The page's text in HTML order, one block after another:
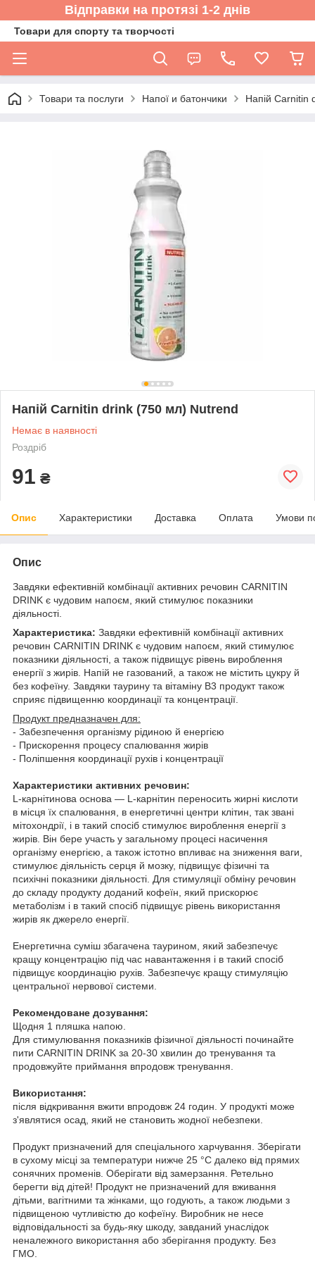
Відправки на протязі 1-2 днів
Товари для спорту та творчості
Товари та послуги Напої и батончики Напій Carnitin
Напій Carnitin drink (750 мл) Nutrend
Немає в наявності
Роздріб
91 ₴
Опис Характеристики Доставка Оплата Умови
Опис
Завдяки ефективній комбінації активних речовин CARNITIN
DRINK є чудовим напоєм, який стимулює показники
діяльності.
Характеристика: Завдяки ефективній комбінації активних
речовин CARNITIN DRINK є чудовим напоєм, який стимулює
показники діяльності, а також підвищує рівень вироблення
енергії з жирів. Напій не газований, а також не містить цукру й
без кофеїну. Завдяки таурину та вітаміну B3 продукт також
сприяє підвищенню координації та концентрації.
Продукт предназначен для:
- Забезпечення організму рідиною й енергією
- Прискорення процесу спалювання жирів
- Поліпшення координації рухів і концентрації
Характеристики активних речовин:
L-карнітинова основа — L-карнітин переносить жирні кислоти
в місця їх спалювання, в енергетичні центри клітин, так звані
мітохондрії, і в такий спосіб стимулює вироблення енергії з
жирів. Він бере участь у загальному процесі насичення
організму енергією, а також істотно впливає на зниження ваги,
стимулює діяльність серця й мозку, підвищує фізичні та
психічні показники діяльності. Для стимуляції обміну речовин
до складу продукту доданий кофеїн, який прискорює
метаболізм і в такий спосіб підвищує рівень використання
жирів як джерело енергії.
Енергетична суміш збагачена таурином, який забезпечує
кращу концентрацію під час навантаження і в такий спосіб
підвищує координацію рухів. Забезпечує кращу стимуляцію
центральної нервової системи.
Рекомендоване дозування:
Щодня 1 пляшка напою.
Для стимулювання показників фізичної діяльності починайте
пити CARNITIN DRINK за 20-30 хвилин до тренування та
продовжуйте приймання впродовж тренування.
Використання:
після відкривання вжити впродовж 24 годин. У продукті може
з'являтися осад, який не становить жодної небезпеки.
Продукт призначений для спеціального харчування. Зберігати
в сухому місці за температури нижче 25 °C далеко від прямих
сонячних променів. Оберігати від замерзання. Ретельно
берегти від дітей! Продукт не призначений для вживання
дітьми, вагітними та жінками, що годують, а також людьми з
підвищеною чутливістю до кофеїну. Виробник не несе
відповідальності за будь-яку шкоду, завданий унаслідок
неналежного використання або зберігання продукту. Без
ГМО.